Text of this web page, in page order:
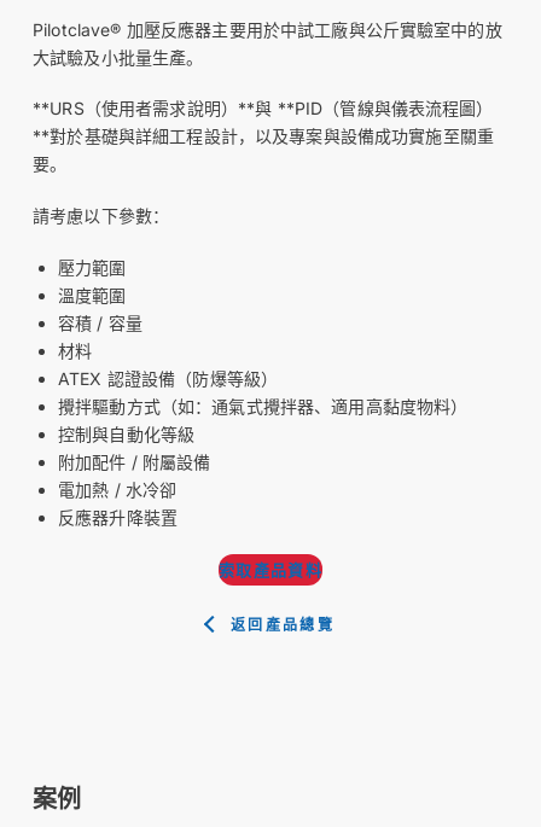
Pilotclave® 加壓反應器主要用於中試工廠與公斤實驗室中的放
大試驗及小批量生產。
**URS（使用者需求說明）**與 **PID（管線與儀表流程圖）
**對於基礎與詳細工程設計，以及專案與設備成功實施至關重
要。
請考慮以下參數：
壓力範圍
溫度範圍
容積 / 容量
材料
ATEX 認證設備（防爆等級）
攪拌驅動方式（如：通氣式攪拌器、適用高黏度物料）
控制與自動化等級
附加配件 / 附屬設備
電加熱 / 水冷卻
反應器升降裝置
返回產品總覽
索取產品資料
案例